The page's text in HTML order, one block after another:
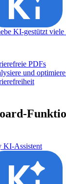
KI-gestützt
PDFs
und
KI-Assistent